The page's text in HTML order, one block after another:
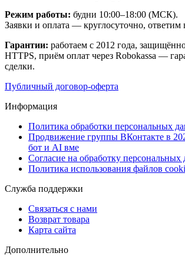
Режим работы: будни 10:00–18:00 (МСК).
Заявки и оплата — круглосуточно, ответим
Гарантии: работаем с 2012 года,
HTTPS, приём оплат через Robokassa —
сделки.
Публичный договор-оферта
Информация
Политика обработки персональных
Продвижение группы ВКонтакте в
бот и AI вме
Согласие на обработку
Политика использования файлов
Служба поддержки
Связаться с нами
Возврат товара
Карта сайта
Дополнительно